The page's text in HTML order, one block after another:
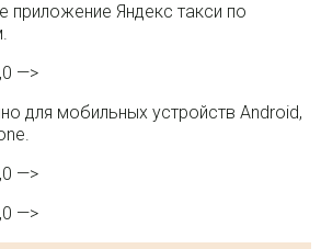
приложение Яндекс такси по
—>
для мобильных устройств Android,
—>
—>